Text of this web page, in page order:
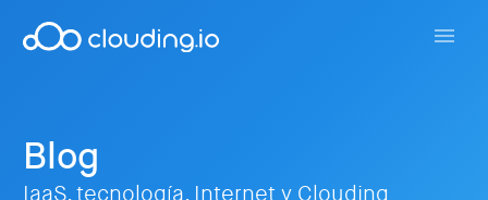
Blog
IaaS, tecnología, Internet y Clouding